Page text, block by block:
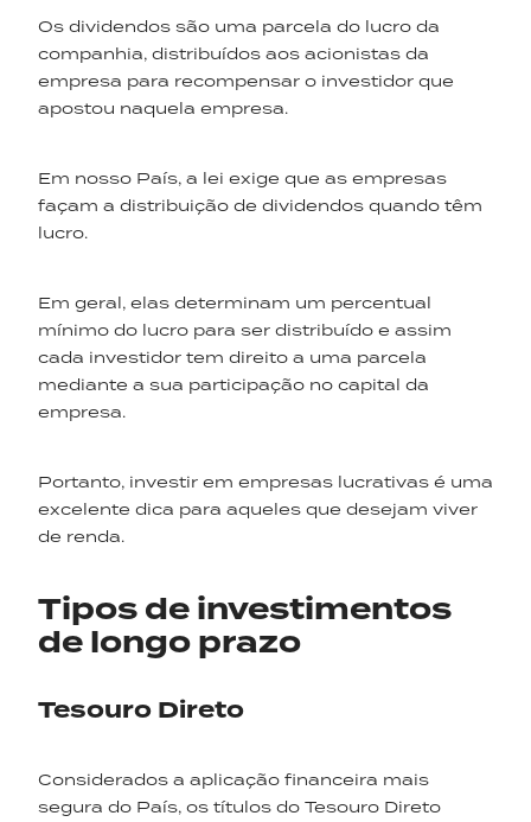
Os dividendos são uma parcela do lucro da
companhia, distribuídos aos acionistas da
empresa para recompensar o investidor que
apostou naquela empresa.
Em nosso País, a lei exige que as empresas
façam a distribuição de dividendos quando têm
lucro.
Em geral, elas determinam um percentual
mínimo do lucro para ser distribuído e assim
cada investidor tem direito a uma parcela
mediante a sua participação no capital da
empresa.
Portanto, investir em empresas lucrativas é uma
excelente dica para aqueles que desejam viver
de renda.
Tipos de investimentos
de longo prazo
Tesouro Direto
Considerados a aplicação financeira mais
segura do País, os títulos do Tesouro Direto